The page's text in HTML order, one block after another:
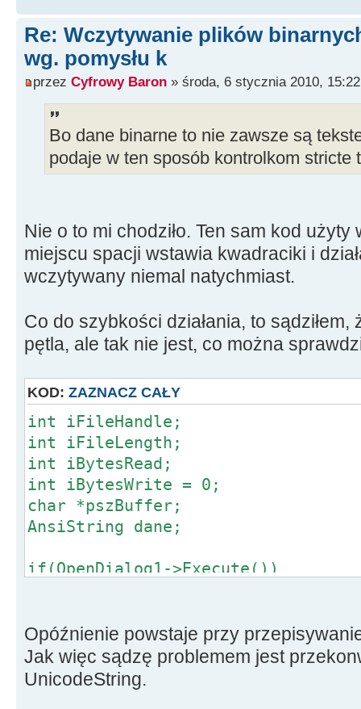
ctype<wchar_t>::digit |
ctype<wchar_t ::
if(!ok)wc= 0x2588;
// jeśli
wtedy zmiana na █
Re: Wczytywanie plików
wg. pomysłu k
przez Cyfrowy Baron » środa, 6 stycznia 2010, 15:22
Bo dane binarne to nie zawsze są
podaje w ten sposób kontrolkom stricte
Nie o to mi chodziło. Ten sam kod
miejscu spacji wstawia kwadraciki i
wczytywany niemal natychmiast.
Co do szybkości działania, to sądziłem,
pętla, ale tak nie jest, co można
KOD: ZAZNACZ CAŁY
int iFileHandle;
int iFileLength;
int iBytesRead;
int iBytesWrite = 0;
char *pszBuffer;
AnsiString dane;
if(OpenDialog1->Execute())
{
iFileHandle =
fmOpenRead);
iFileLength =
Opóźnienie powstaje przy
Jak więc sądzę problemem jest
UnicodeString.